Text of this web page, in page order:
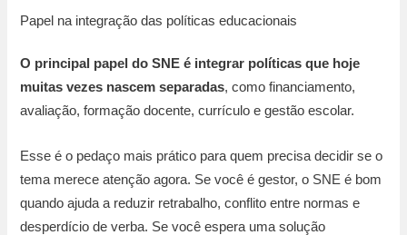
Papel na integração das políticas educacionais
O principal papel do SNE é integrar políticas que hoje
muitas vezes nascem separadas, como financiamento,
avaliação, formação docente, currículo e gestão escolar.
Esse é o pedaço mais prático para quem precisa decidir se o
tema merece atenção agora. Se você é gestor, o SNE é bom
quando ajuda a reduzir retrabalho, conflito entre normas e
desperdício de verba. Se você espera uma solução